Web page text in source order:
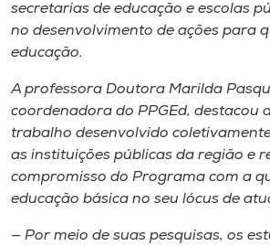
secretarias de educação e escolas
no desenvolvimento de ações para
educação.
A professora Doutora Marilda
coordenadora do PPGEd, destacou
trabalho desenvolvido
as instituições públicas da região e
compromisso do Programa com a
educação básica no seu lócus de
— Por meio de suas pesquisas, os